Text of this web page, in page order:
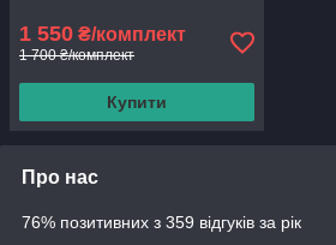
1 550 ₴/комплект
1 700 ₴/комплект
Купити
Про нас
76% позитивних з 359 відгуків за рік